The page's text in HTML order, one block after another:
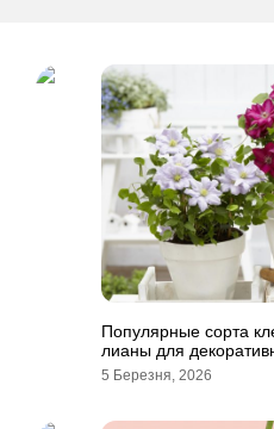
Популярные сорта
лианы для
5 Березня, 2026